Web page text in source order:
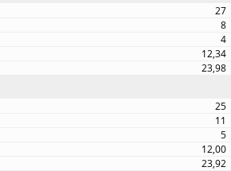
27
8
4
12,34
23,98
25
11
5
12,00
23,92